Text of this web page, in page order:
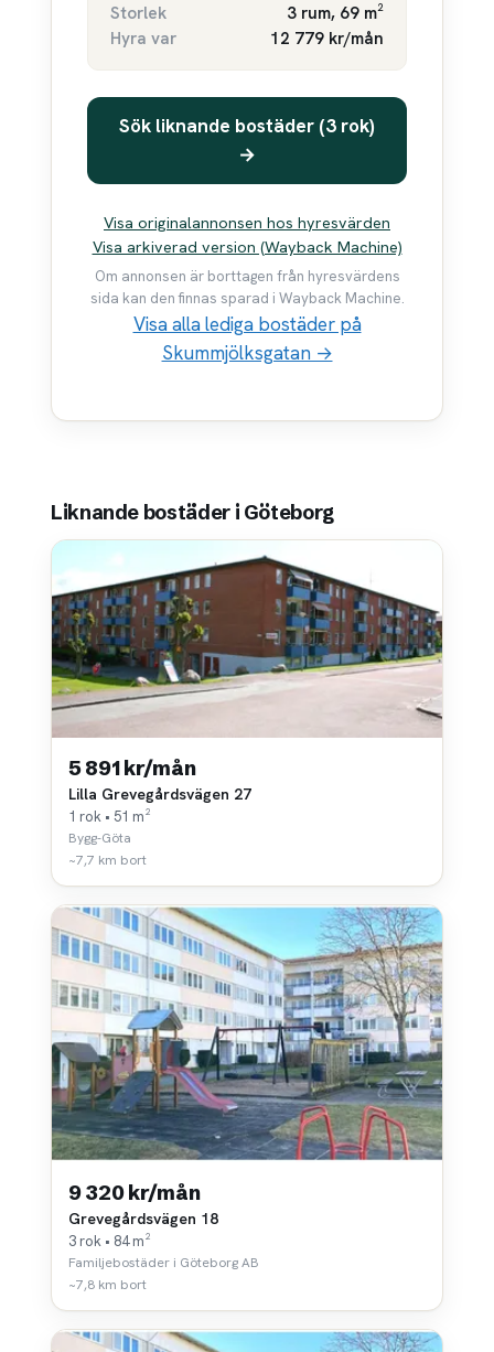
Storlek
3 rum, 69 m²
Hyra var
12 779 kr/mån
Sök liknande bostäder (3 rok)
→
Visa originalannonsen hos hyresvärden
Visa arkiverad version (Wayback Machine)
Om annonsen är borttagen från hyresvärdens
sida kan den finnas sparad i Wayback Machine.
Visa alla lediga bostäder på
Skummjölksgatan →
Liknande bostäder i Göteborg
5 891 kr/mån
Lilla Grevegårdsvägen 27
1 rok • 51 m²
Bygg-Göta
~7,7 km bort
9 320 kr/mån
Grevegårdsvägen 18
3 rok • 84 m²
Familjebostäder i Göteborg AB
~7,8 km bort